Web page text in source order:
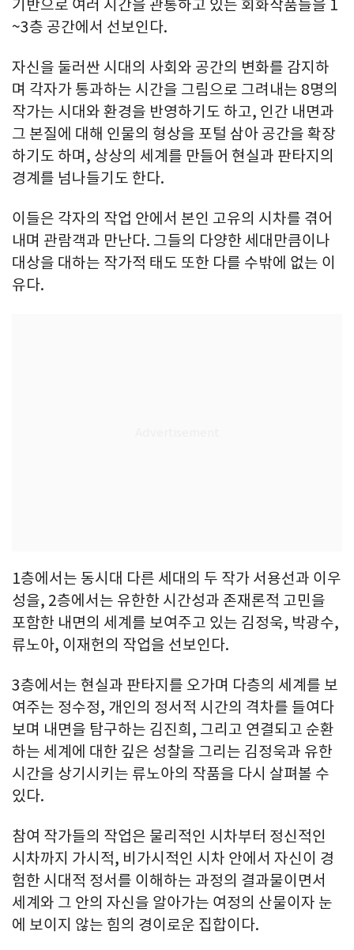
기반으로 여러 시간을 관통하고 있는 회화작품들을 1
~3층 공간에서 선보인다.
자신을 둘러싼 시대의 사회와 공간의 변화를 감지하
며 각자가 통과하는 시간을 그림으로 그려내는 8명의
작가는 시대와 환경을 반영하기도 하고, 인간 내면과
그 본질에 대해 인물의 형상을 포털 삼아 공간을 확장
하기도 하며, 상상의 세계를 만들어 현실과 판타지의
경계를 넘나들기도 한다.
이들은 각자의 작업 안에서 본인 고유의 시차를 겪어
내며 관람객과 만난다. 그들의 다양한 세대만큼이나
대상을 대하는 작가적 태도 또한 다를 수밖에 없는 이
유다.
1층에서는 동시대 다른 세대의 두 작가 서용선과 이우
성을, 2층에서는 유한한 시간성과 존재론적 고민을
포함한 내면의 세계를 보여주고 있는 김정욱, 박광수,
류노아, 이재헌의 작업을 선보인다.
3층에서는 현실과 판타지를 오가며 다층의 세계를 보
여주는 정수정, 개인의 정서적 시간의 격차를 들여다
보며 내면을 탐구하는 김진희, 그리고 연결되고 순환
하는 세계에 대한 깊은 성찰을 그리는 김정욱과 유한
시간을 상기시키는 류노아의 작품을 다시 살펴볼 수
있다.
참여 작가들의 작업은 물리적인 시차부터 정신적인
시차까지 가시적, 비가시적인 시차 안에서 자신이 경
험한 시대적 정서를 이해하는 과정의 결과물이면서
세계와 그 안의 자신을 알아가는 여정의 산물이자 눈
에 보이지 않는 힘의 경이로운 집합이다.